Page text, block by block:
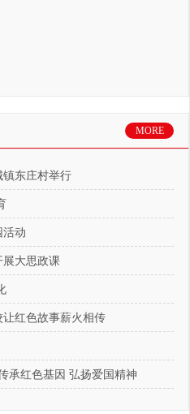
MORE
东庄村举行
活动
展大思政课
红色故事薪火相传
承红色基因 弘扬爱国精神